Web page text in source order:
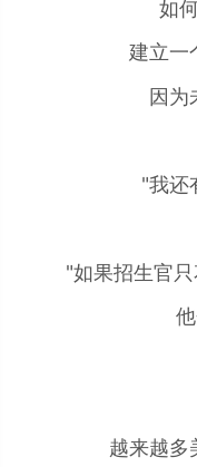
如
建立一
因为
"我还
"如果招生官
越来越多